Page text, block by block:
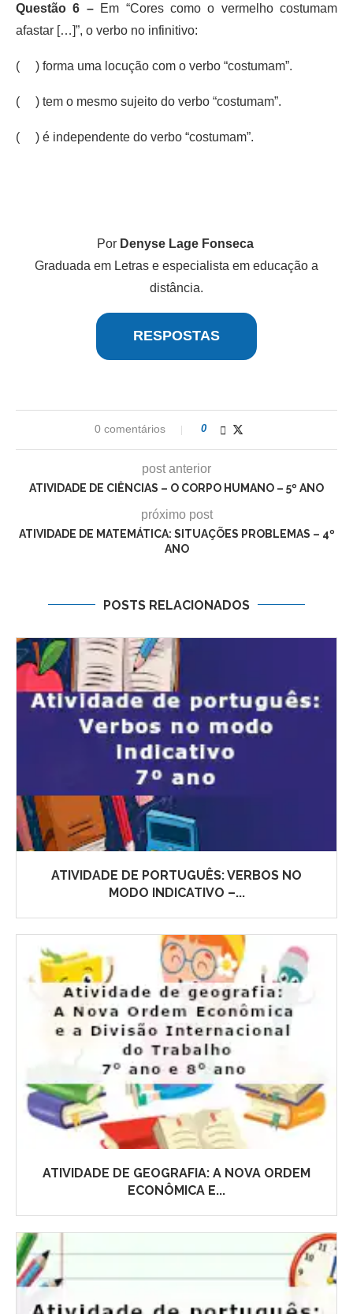
Questão 6 –Em “Cores como o vermelho costumam
afastar […]”, o verbo no infinitivo:
( ) forma uma locução com o verbo “costumam”.
( ) tem o mesmo sujeito do verbo “costumam”.
( ) é independente do verbo “costumam”.
Por Denyse Lage Fonseca
Graduada em Letras e especialista em educação a
distância.
RESPOSTAS
0 comentários 0
post anterior
ATIVIDADE DE CIÊNCIAS – O CORPO HUMANO – 5º ANO
próximo post
ATIVIDADE DE MATEMÁTICA: SITUAÇÕES PROBLEMAS – 4º
ANO
POSTS RELACIONADOS
ATIVIDADE DE PORTUGUÊS: VERBOS NO
MODO INDICATIVO –...
ATIVIDADE DE GEOGRAFIA: A NOVA ORDEM
ECONÔMICA E...